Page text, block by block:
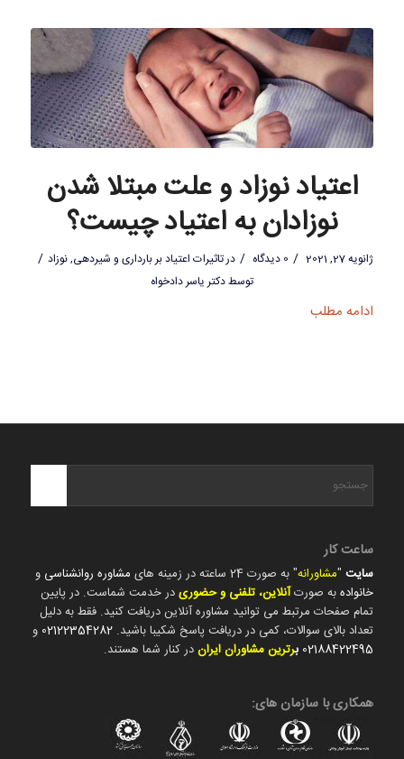
اعتیاد نوزاد و علت مبتلا شدن
نوزادان به اعتیاد چیست؟
ژانویه 27, 2021 / 0 دیدگاه / درتاثیرات اعتیاد بر بارداری و شیردهی,نوزاد /
توسطدکتر یاسر دادخواه
ادامه مطلب
ساعت کار
سایت"مشاورانه" به صورت 24 ساعته در زمینه های مشاوره روانشناسی و
خانوادهبه صورتآنلاین، تلفنی و حضوریدر خدمت شماست. در پایین
تمام صفحات مرتبط می توانید مشاوره آنلاین دریافت کنید. فقط به دلیل
تعداد بالای سوالات، کمی در دریافت پاسخ شکیبا باشید. 02122354282 و
02188422495 برترین مشاوران ایراندر کنار شما هستند.
همکاری با سازمان های: